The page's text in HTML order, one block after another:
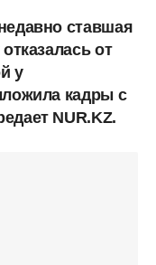
ставшая
от
у
кадры с
NUR.KZ.